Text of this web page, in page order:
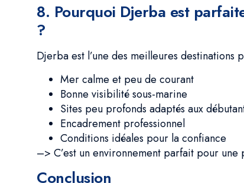
8. Pourquoi Djerba est
?
Djerba est l’une des meilleures destinations
Mer calme et peu de courant
Bonne visibilité sous-marine
Sites peu profonds adaptés aux
Encadrement professionnel
Conditions idéales pour la confiance
–> C’est un environnement parfait pour
Conclusion